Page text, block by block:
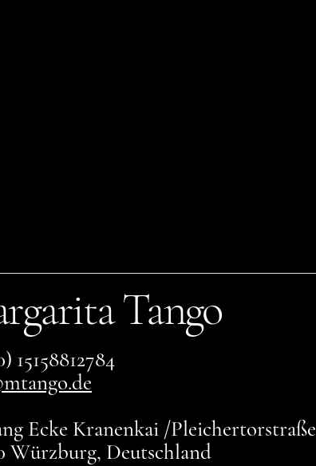
Tango
15158812784
Ecke Kranenkai /Pleichertorstraße
Würzburg, Deutschland